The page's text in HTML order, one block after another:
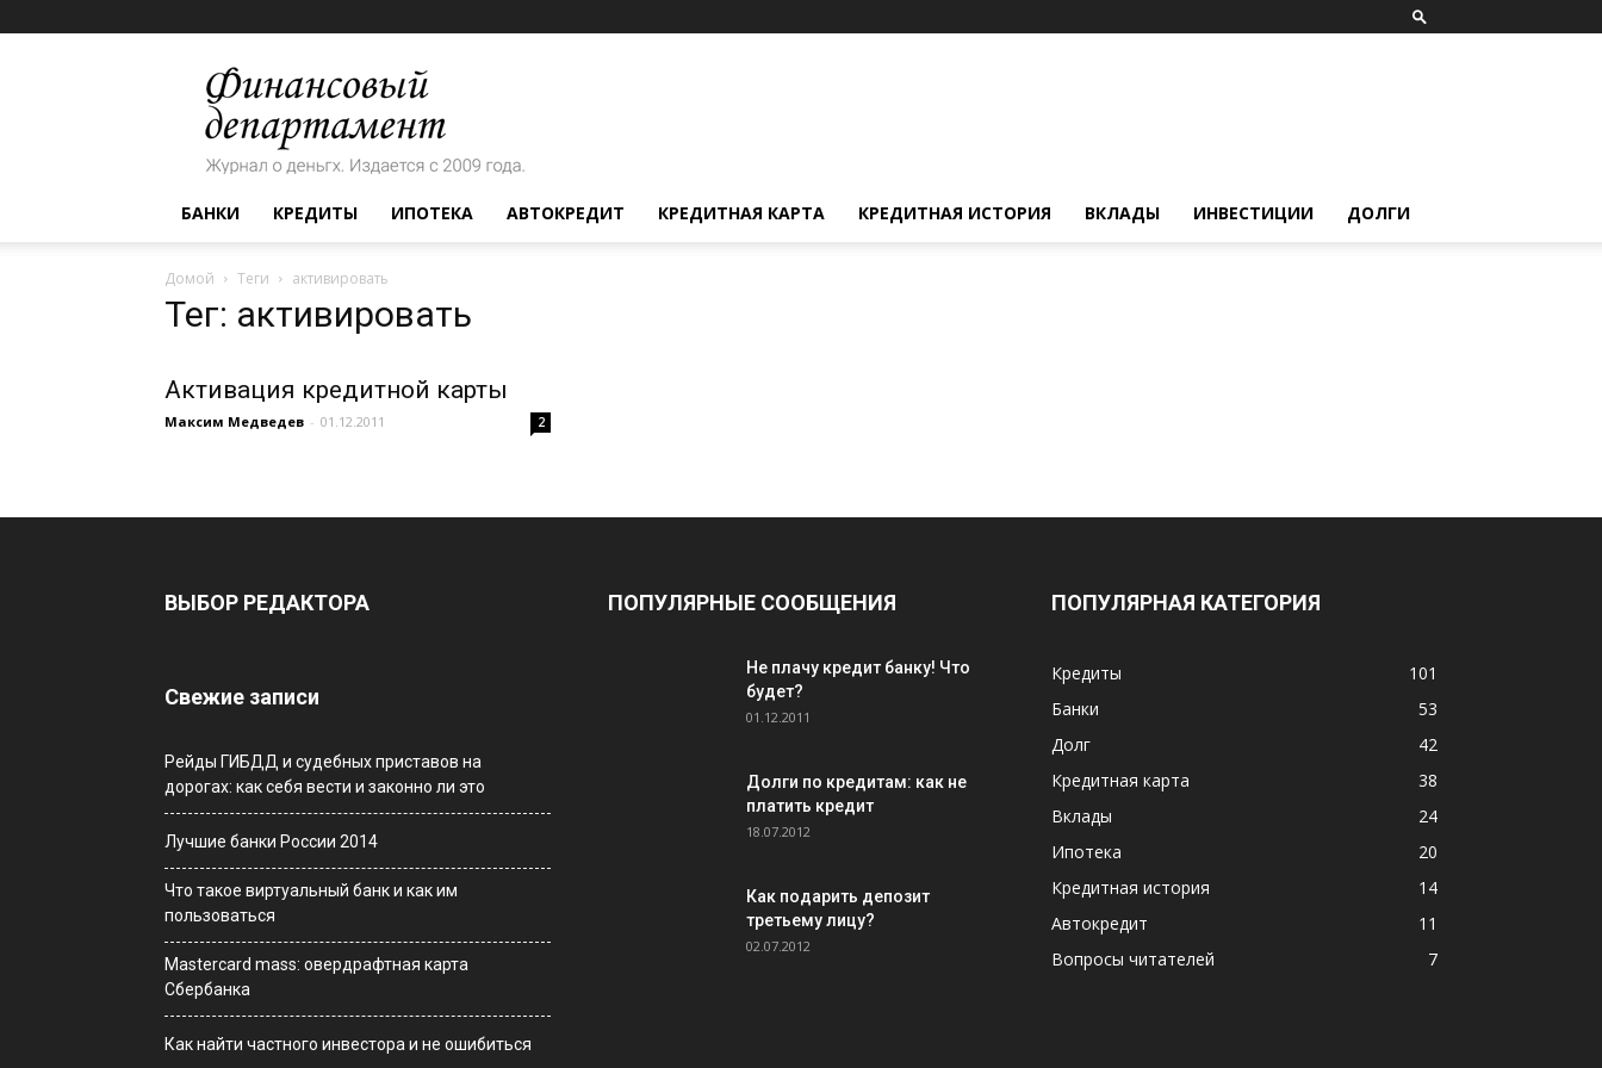
Финансовый
департамент
БАНКИ КРЕДИТЫ ИПОТЕКА АВТОКРЕДИТ КРЕДИТНАЯ КАРТА КРЕДИТНАЯ ИСТОРИЯ ВКЛАДЫ ИНВЕСТИЦИИ ДОЛГИ
Домой Теги активировать
Тег: активировать
Активация кредитной карты
Максим Медведев - 01.12.2011 2
ВЫБОР РЕДАКТОРА
Свежие записи
Рейды ГИБДД и судебных приставов на
дорогах: как себя вести и законно ли это
Лучшие банки России 2014
Что такое виртуальный банк и как им
пользоваться
Мastercard mass: овердрафтная карта
Сбербанка
Как найти частного инвестора и не ошибиться
ПОПУЛЯРНЫЕ СООБЩЕНИЯ
Не плачу кредит банку! Что
будет?
01.12.2011
Долги по кредитам: как не
платить кредит
18.07.2012
Как подарить депозит
третьему лицу?
02.07.2012
ПОПУЛЯРНАЯ КАТЕГОРИЯ
Кредиты
101
Банки
53
Долг
42
Кредитная карта
38
Вклады
24
Ипотека
20
Кредитная история
14
Автокредит
11
Вопросы читателей
7